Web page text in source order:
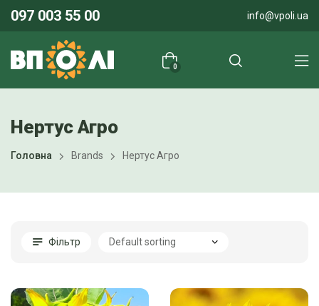
097 003 55 00 info@vpoli.ua
0
Нертус Агро
Головна Brands Нертус Агро
Фільтр